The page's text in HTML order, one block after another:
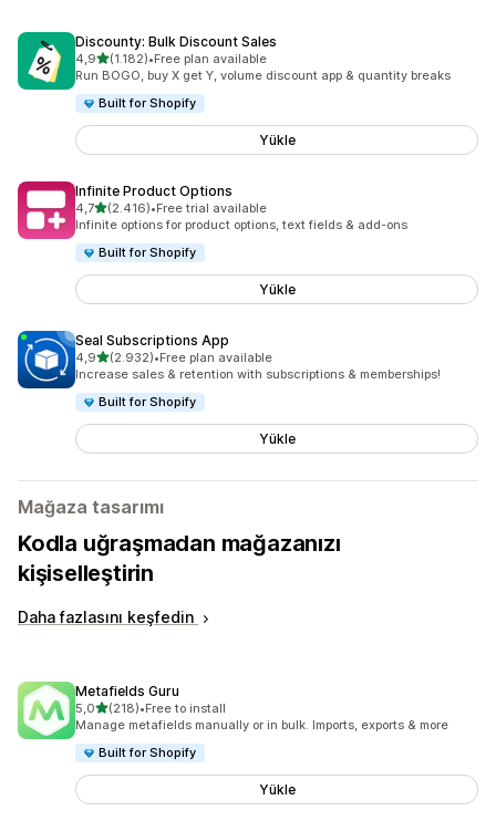
Discounty: Bulk Discount Sales
4,95 yıldız üzerinden
(1.182)
toplam 1182 değerlendirme
•Free plan available
Run BOGO, buy X get Y, volume discount app & quantity breaks
Built for Shopify
Yükle
Infinite Product Options
4,75 yıldız üzerinden
(2.416)
toplam 2416 değerlendirme
•Free trial available
Infinite options for product options, text fields & add-ons
Built for Shopify
Yükle
Seal Subscriptions App
4,95 yıldız üzerinden
(2.932)
toplam 2932 değerlendirme
•Free plan available
Increase sales & retention with subscriptions & memberships!
Built for Shopify
Yükle
Mağaza tasarımı
Kodla uğraşmadan mağazanızı
kişiselleştirin
Daha fazlasını keşfedin
Metafields Guru
5,05 yıldız üzerinden
(218)
toplam 218 değerlendirme
•Free to install
Manage metafields manually or in bulk. Imports, exports & more
Built for Shopify
Yükle